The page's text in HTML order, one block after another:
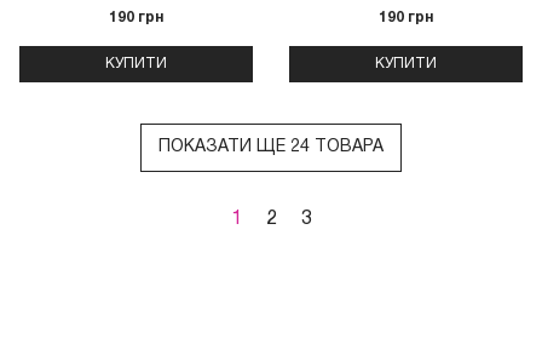
190 грн
КУПИТИ
190 грн
КУПИТИ
ПОКАЗАТИ ЩЕ 24 ТОВАРА
1 2 3